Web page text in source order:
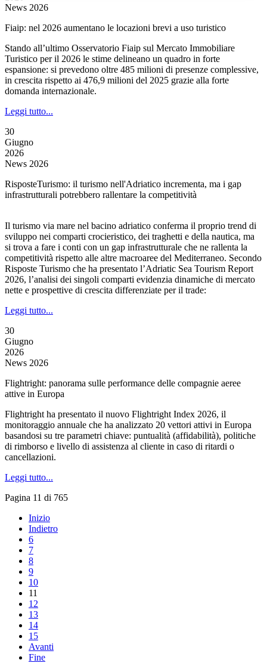
News 2026
Fiaip: nel 2026 aumentano le locazioni brevi a uso turistico
Stando all’ultimo Osservatorio Fiaip sul Mercato Immobiliare
Turistico per il 2026 le stime delineano un quadro in forte
espansione: si prevedono oltre 485 milioni di presenze complessive,
in crescita rispetto ai 476,9 milioni del 2025 grazie alla forte
domanda internazionale.
Leggi tutto...
30
Giugno
2026
News 2026
RisposteTurismo: il turismo nell'Adriatico incrementa, ma i gap
infrastrutturali potrebbero rallentare la competitività
Il turismo via mare nel bacino adriatico conferma il proprio trend di
sviluppo nei comparti crocieristico, dei traghetti e della nautica, ma
si trova a fare i conti con un gap infrastrutturale che ne rallenta la
competitività rispetto alle altre macroaree del Mediterraneo. Secondo
Risposte Turismo che ha presentato l’Adriatic Sea Tourism Report
2026, l’analisi dei singoli comparti evidenzia dinamiche di mercato
nette e prospettive di crescita differenziate per il trade:
Leggi tutto...
30
Giugno
2026
News 2026
Flightright: panorama sulle performance delle compagnie aeree
attive in Europa
Flightright ha presentato il nuovo Flightright Index 2026, il
monitoraggio annuale che ha analizzato 20 vettori attivi in Europa
basandosi su tre parametri chiave: puntualità (affidabilità), politiche
di rimborso e livello di assistenza al cliente in caso di ritardi o
cancellazioni.
Leggi tutto...
Pagina 11 di 765
Inizio
Indietro
6
7
8
9
10
11
12
13
14
15
Avanti
Fine